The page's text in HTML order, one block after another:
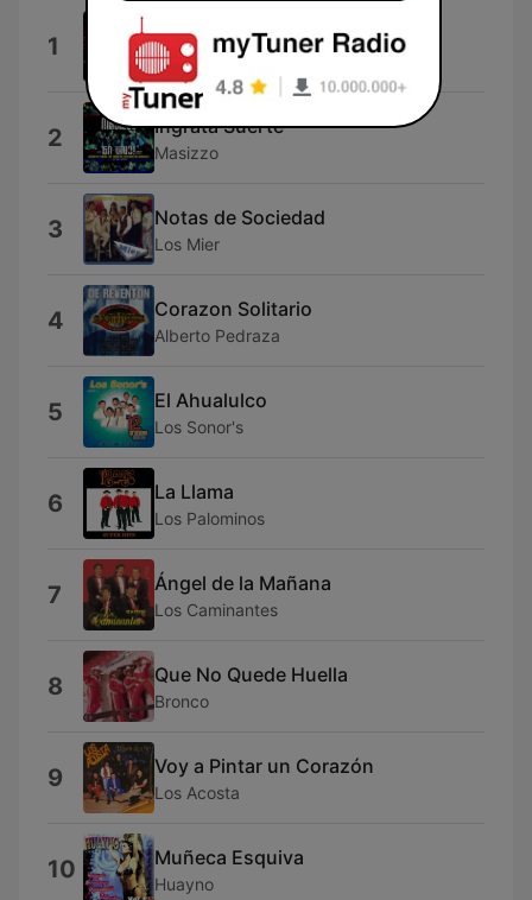
1 Supe Perder
Los Caminantes
2 Ingrata Suerte
Masizzo
3 Notas de Sociedad
Los Mier
4 Corazon Solitario
Alberto Pedraza
5 El Ahualulco
Los Sonor's
6 La Llama
Los Palominos
7 Ángel de la Mañana
Los Caminantes
8 Que No Quede Huella
Bronco
9 Voy a Pintar un Corazón
Los Acosta
10 Muñeca Esquiva
Huayno